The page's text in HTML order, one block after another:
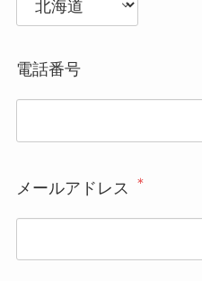
電話番号
メールアドレス ＊